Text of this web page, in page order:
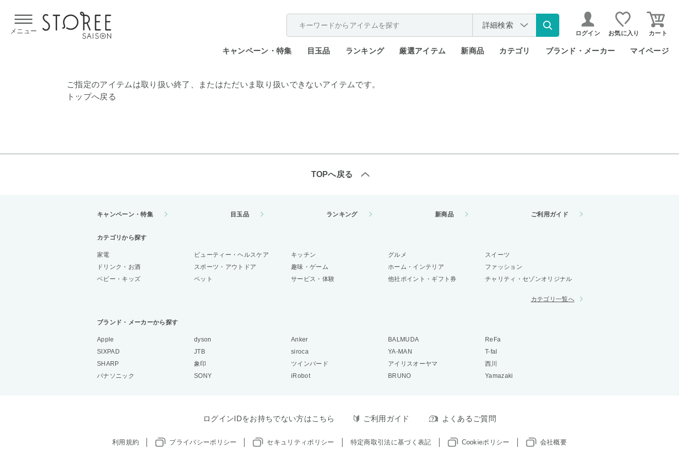
メニュー
詳細検索
ログイン お気に入り カート
キャンペーン・特集 目玉品 ランキング 厳選アイテム 新商品 カテゴリ ブランド・メーカー マイページ
ご指定のアイテムは取り扱い終了、またはただいま取り扱いできないアイテムです。
トップへ戻る
TOPへ戻る
キャンペーン・特集 目玉品 ランキング 新商品 ご利用ガイド
カテゴリから探す
家電 ビューティー・ヘルスケア キッチン グルメ
スイーツ
ドリンク・お酒
スポーツ・アウトドア 趣味・ゲーム ホーム・インテリア
ファッション
ベビー・キッズ
ペット サービス・体験 他社ポイント・ギフト券 チャリティ・セゾンオリジナル
カテゴリ一覧へ
ブランド・メーカーから探す
Apple dyson Anker BALMUDA
ReFa
SIXPAD
JTB siroca YA-MAN
T-fal
SHARP
象印 ツインバード アイリスオーヤマ
西川
パナソニック
SONY iRobot BRUNO Yamazaki
ログインIDをお持ちでない方はこちら ご利用ガイド よくあるご質問
利用規約 プライバシーポリシー セキュリティポリシー 特定商取引法に基づく表記 Cookieポリシー 会社概要